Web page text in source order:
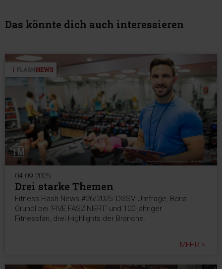
Das könnte dich auch interessieren
04.09.2025
Drei starke Themen
Fitness Flash News #26/2025: DSSV-Umfrage, Boris
Grundl bei 'FIVE FASZINIERT' und 100-jähriger
Fitnessfan, drei Highlights der Branche.
MEHR >